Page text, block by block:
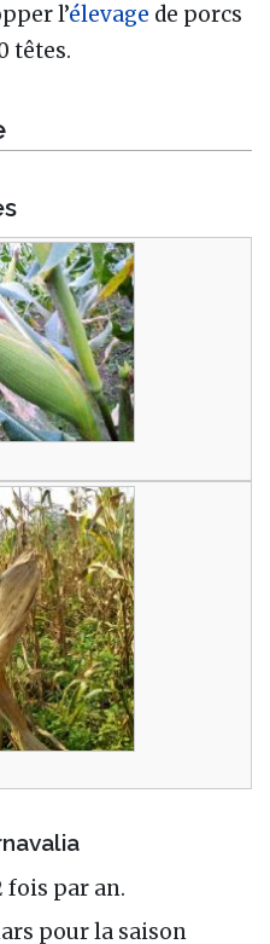
l’élevage de porcs
têtes.
fois par an.
pour la saison